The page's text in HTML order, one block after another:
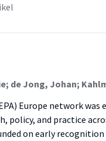
Europe network was
policy, and practice
on early